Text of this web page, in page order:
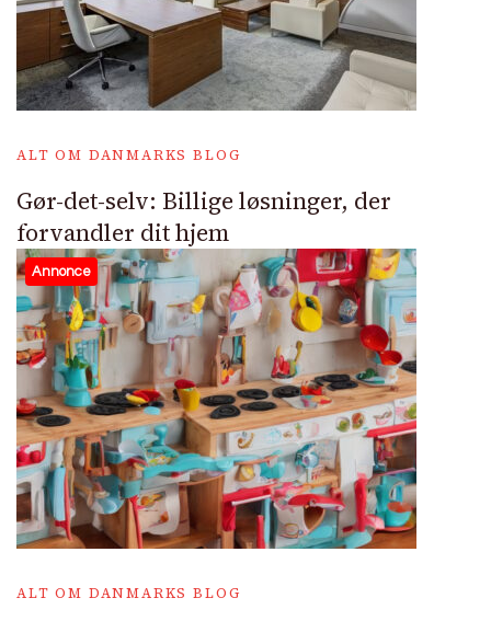
ALT OM DANMARKS BLOG
Gør-det-selv: Billige løsninger, der
forvandler dit hjem
Annonce
ALT OM DANMARKS BLOG